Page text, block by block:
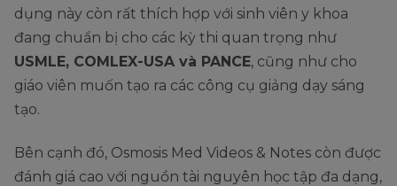
dụng này còn rất thích hợp với sinh viên y khoa
đang chuẩn bị cho các kỳ thi quan trọng như
USMLE, COMLEX-USA và PANCE, cũng như cho
giáo viên muốn tạo ra các công cụ giảng dạy sáng
tạo.
Bên cạnh đó, Osmosis Med Videos & Notes còn được
đánh giá cao với nguồn tài nguyên học tập đa dạng,